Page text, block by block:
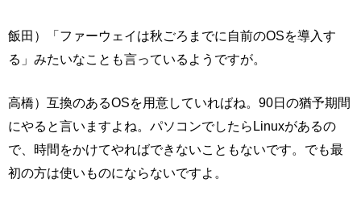
飯田）「ファーウェイは秋ごろまでに自前のOSを導入す
る」みたいなことも言っているようですが。
高橋）互換のあるOSを用意していればね。90日の猶予期間
にやると言いますよね。パソコンでしたらLinuxがあるの
で、時間をかけてやればできないこともないです。でも最
初の方は使いものにならないですよ。